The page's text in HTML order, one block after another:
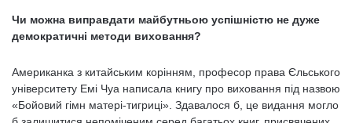
Чи можна виправдати майбутньою успішністю не дуже
демократичні методи виховання?
Американка з китайським корінням, професор права Єльського
університету Емі Чуа написала книгу про виховання під назвою
«Бойовий гімн матері-тигриці». Здавалося б, це видання могло